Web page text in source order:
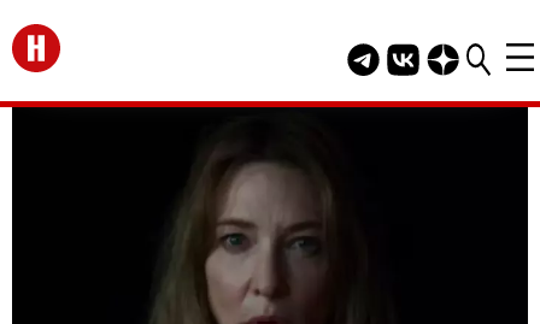
Перейти на главную
Telegram канал
Группа HELLO
Канал